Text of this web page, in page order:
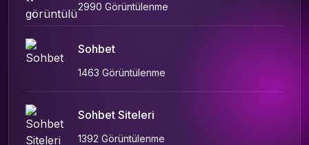
2990 Görüntülenme
Sohbet
1463 Görüntülenme
Sohbet Siteleri
1392 Görüntülenme